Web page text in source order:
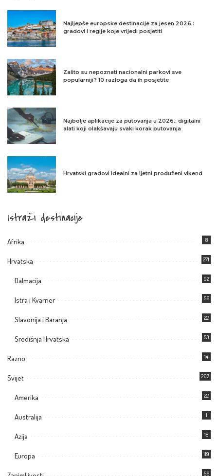
Najljepše europske destinacije za jesen 2026.:
gradovi i regije koje vrijedi posjetiti
Zašto su nepoznati nacionalni parkovi sve
popularniji? 10 razloga da ih posjetite
Najbolje aplikacije za putovanja u 2026.: digitalni
alati koji olakšavaju svaki korak putovanja
Hrvatski gradovi idealni za ljetni produženi vikend
Istraži destinacije
Afrika 8
Hrvatska 271
Dalmacija 92
Istra i Kvarner 56
Slavonija i Baranja 22
Središnja Hrvatska 53
Razno 14
Svijet 207
Amerika 22
Australija 1
Azija 18
Europa 119
56